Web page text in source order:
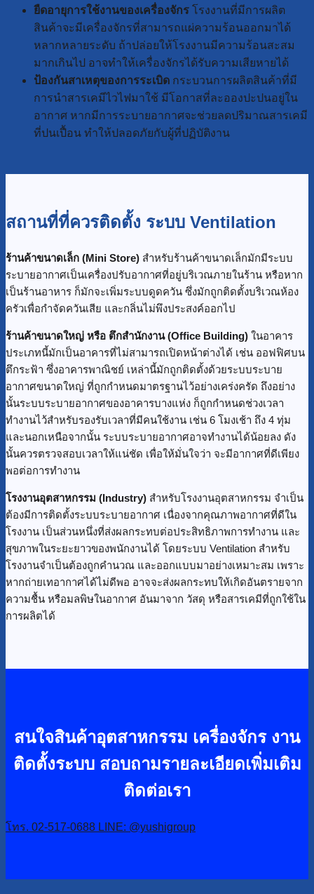
ยืดอายุการใช้งานของเครื่องจักร โรงงานที่มีการผลิต
สินค้าจะมีเครื่องจักรที่สามารถแผ่ความร้อนออกมาได้
หลากหลายระดับ ถ้าปล่อยให้โรงงานมีความร้อนสะสม
มากเกินไป อาจทำให้เครื่องจักรได้รับความเสียหายได้
ป้องกันสาเหตุของการระเบิด กระบวนการผลิตสินค้าที่มี
การนำสารเคมีไวไฟมาใช้ มีโอกาสที่ละอองปะปนอยู่ใน
อากาศ หากมีการระบายอากาศจะช่วยลดปริมาณสารเคมี
ที่ปนเปื้อน ทำให้ปลอดภัยกับผู้ที่ปฏิบัติงาน
สถานที่ที่ควรติดตั้ง ระบบ Ventilation
ร้านค้าขนาดเล็ก (Mini Store) สำหรับร้านค้าขนาดเล็กมักมีระบบ
ระบายอากาศเป็นเครื่องปรับอากาศที่อยู่บริเวณภายในร้าน หรือหาก
เป็นร้านอาหาร ก็มักจะเพิ่มระบบดูดควัน ซึ่งมักถูกติดตั้งบริเวณห้อง
ครัวเพื่อกำจัดควันเสีย และกลิ่นไม่พึงประสงค์ออกไป
ร้านค้าขนาดใหญ่ หรือ ตึกสำนักงาน (Office Building) ในอาคาร
ประเภทนี้มักเป็นอาคารที่ไม่สามารถเปิดหน้าต่างได้ เช่น ออฟฟิศบน
ตึกระฟ้า ซึ่งอาคารพาณิชย์ เหล่านี้มักถูกติดตั้งด้วยระบบระบาย
อากาศขนาดใหญ่ ที่ถูกกำหนดมาตรฐานไว้อย่างเคร่งครัด ถึงอย่าง
นั้นระบบระบายอากาศของอาคารบางแห่ง ก็ถูกกำหนดช่วงเวลา
ทำงานไว้สำหรับรองรับเวลาที่มีคนใช้งาน เช่น 6 โมงเช้า ถึง 4 ทุ่ม
และนอกเหนือจากนั้น ระบบระบายอากาศอาจทำงานได้น้อยลง ดัง
นั้นควรตรวจสอบเวลาให้แน่ชัด เพื่อให้มั่นใจว่า จะมีอากาศที่ดีเพียง
พอต่อการทำงาน
โรงงานอุตสาหกรรม (Industry) สำหรับโรงงานอุตสาหกรรม จำเป็น
ต้องมีการติดตั้งระบบระบายอากาศ เนื่องจากคุณภาพอากาศที่ดีใน
โรงงาน เป็นส่วนหนึ่งที่ส่งผลกระทบต่อประสิทธิภาพการทำงาน และ
สุขภาพในระยะยาวของพนักงานได้ โดยระบบ Ventilation สำหรับ
โรงงานจำเป็นต้องถูกคำนวณ และออกแบบมาอย่างเหมาะสม เพราะ
หากถ่ายเทอากาศได้ไม่ดีพอ อาจจะส่งผลกระทบให้เกิดอันตรายจาก
ความชื้น หรือมลพิษในอากาศ อันมาจาก วัสดุ หรือสารเคมีที่ถูกใช้ใน
การผลิตได้
สนใจสินค้าอุตสาหกรรม เครื่องจักร งาน
ติดตั้งระบบ สอบถามรายละเอียดเพิ่มเติม
ติดต่อเรา
โทร. 02-517-0688 LINE: @yushigroup